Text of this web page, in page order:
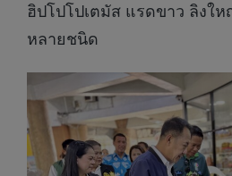
ฮิปโปโปเตมัส แรดขาว ลิงใ
หลายชนิด